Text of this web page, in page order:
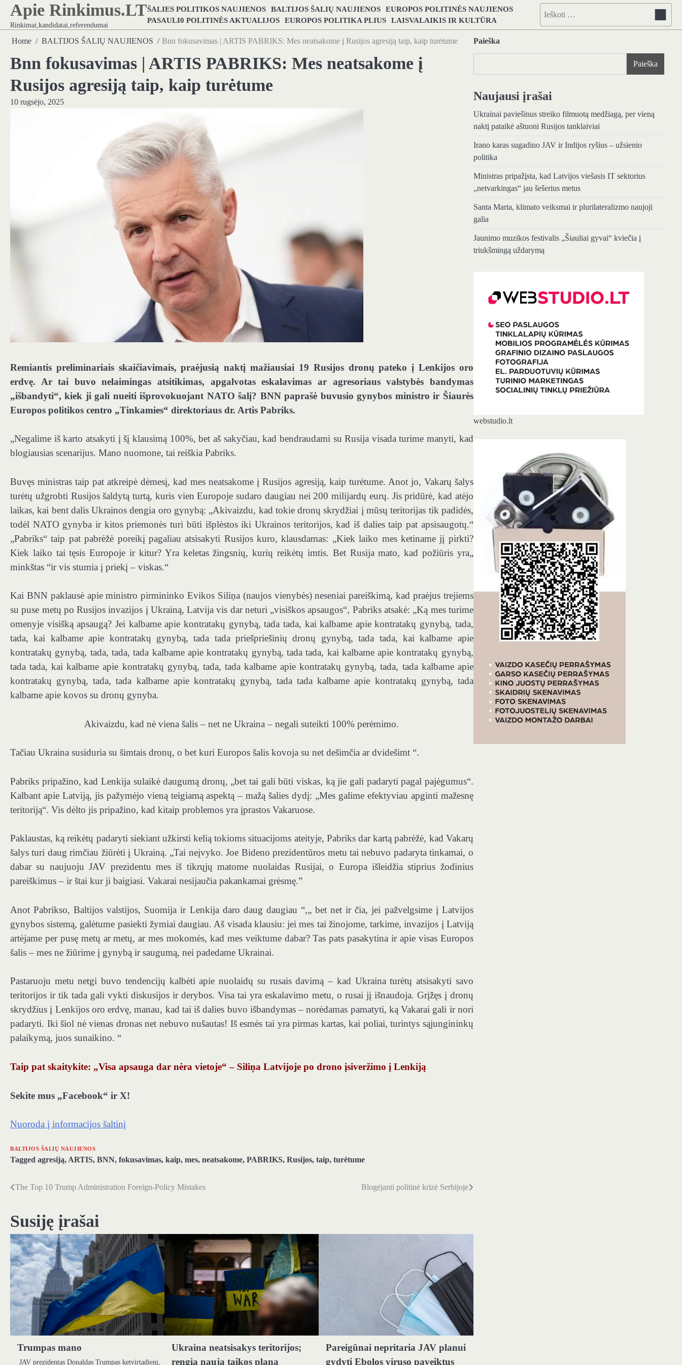
Skip
content
Apie Rinkimus.LT
Rinkimai,kandidatai,referendumai
ŠALIES POLITIKOS NAUJIENOS BALTIJOS ŠALIŲ NAUJIENOS EUROPOS POLITINĖS NAUJIENOS
PASAULI0 POLITINĖS AKTUALIJOS EUROPOS POLITIKA PLIUS LAISVALAIKIS IR KULTŪRA
Ieškoti:
Home BALTIJOS ŠALIŲ NAUJIENOS Bnn fokusavimas | ARTIS PABRIKS: Mes neatsakome į Rusijos agresiją taip, kaip turėtume
Bnn fokusavimas | ARTIS PABRIKS: Mes neatsakome į
Rusijos agresiją taip, kaip turėtume
10 rugsėjo, 2025
Remiantis preliminariais skaičiavimais, praėjusią naktį mažiausiai 19 Rusijos dronų pateko į Lenkijos oro
erdvę. Ar tai buvo nelaimingas atsitikimas, apgalvotas eskalavimas ar agresoriaus valstybės bandymas
„išbandyti“, kiek ji gali nueiti išprovokuojant NATO šalį? BNN paprašė buvusio gynybos ministro ir Šiaurės
Europos politikos centro „Tinkamies“ direktoriaus dr. Artis Pabriks.
„Negalime iš karto atsakyti į šį klausimą 100%, bet aš sakyčiau, kad bendraudami su Rusija visada turime manyti, kad
blogiausias scenarijus. Mano nuomone, tai reiškia Pabriks.
Buvęs ministras taip pat atkreipė dėmesį, kad mes neatsakome į Rusijos agresiją, kaip turėtume. Anot jo, Vakarų šalys
turėtų užgrobti Rusijos šaldytą turtą, kuris vien Europoje sudaro daugiau nei 200 milijardų eurų. Jis pridūrė, kad atėjo
laikas, kai bent dalis Ukrainos dengia oro gynybą: „Akivaizdu, kad tokie dronų skrydžiai į mūsų teritorijas tik padidės,
todėl NATO gynyba ir kitos priemonės turi būti išplėstos iki Ukrainos teritorijos, kad iš dalies taip pat apsisaugotų.“
„Pabriks“ taip pat pabrėžė poreikį pagaliau atsisakyti Rusijos kuro, klausdamas: „Kiek laiko mes ketiname jį pirkti?
Kiek laiko tai tęsis Europoje ir kitur? Yra keletas žingsnių, kurių reikėtų imtis. Bet Rusija mato, kad požiūris yra„
minkštas “ir vis stumia į priekį – viskas.“
Kai BNN paklausė apie ministro pirmininko Evikos Siliņa (naujos vienybės) neseniai pareiškimą, kad praėjus trejiems
su puse metų po Rusijos invazijos į Ukrainą, Latvija vis dar neturi „visiškos apsaugos“, Pabriks atsakė: „Ką mes turime
omenyje visišką apsaugą? Jei kalbame apie kontratakų gynybą, tada tada, kai kalbame apie kontratakų gynybą, tada,
tada, kai kalbame apie kontratakų gynybą, tada tada priešpriešinių dronų gynybą, tada tada, kai kalbame apie
kontratakų gynybą, tada, tada, tada kalbame apie kontratakų gynybą, tada tada, kai kalbame apie kontratakų gynybą,
tada tada, kai kalbame apie kontratakų gynybą, tada, tada kalbame apie kontratakų gynybą, tada, tada kalbame apie
kontratakų gynybą, tada, tada kalbame apie kontratakų gynybą, tada tada kalbame apie kontratakų gynybą, tada
kalbame apie kovos su dronų gynyba.
Akivaizdu, kad nė viena šalis – net ne Ukraina – negali suteikti 100% perėmimo.
Tačiau Ukraina susiduria su šimtais dronų, o bet kuri Europos šalis kovoja su net dešimčia ar dvidešimt “.
Pabriks pripažino, kad Lenkija sulaikė daugumą dronų, „bet tai gali būti viskas, ką jie gali padaryti pagal pajėgumus“.
Kalbant apie Latviją, jis pažymėjo vieną teigiamą aspektą – mažą šalies dydį: „Mes galime efektyviau apginti mažesnę
teritoriją“. Vis dėlto jis pripažino, kad kitaip problemos yra įprastos Vakaruose.
Paklaustas, ką reikėtų padaryti siekiant užkirsti kelią tokioms situacijoms ateityje, Pabriks dar kartą pabrėžė, kad Vakarų
šalys turi daug rimčiau žiūrėti į Ukrainą. „Tai neįvyko. Joe Bideno prezidentūros metu tai nebuvo padaryta tinkamai, o
dabar su naujuoju JAV prezidentu mes iš tikrųjų matome nuolaidas Rusijai, o Europa išleidžia stiprius žodinius
pareiškimus – ir štai kur ji baigiasi. Vakarai nesijaučia pakankamai grėsmę.”
Anot Pabrikso, Baltijos valstijos, Suomija ir Lenkija daro daug daugiau “,„ bet net ir čia, jei pažvelgsime į Latvijos
gynybos sistemą, galėtume pasiekti žymiai daugiau. Aš visada klausiu: jei mes tai žinojome, tarkime, invazijos į Latviją
artėjame per pusę metų ar metų, ar mes mokomės, kad mes veiktume dabar? Tas pats pasakytina ir apie visas Europos
šalis – mes ne žiūrime į gynybą ir saugumą, nei padedame Ukrainai.
Pastaruoju metu netgi buvo tendencijų kalbėti apie nuolaidų su rusais davimą – kad Ukraina turėtų atsisakyti savo
teritorijos ir tik tada gali vykti diskusijos ir derybos. Visa tai yra eskalavimo metu, o rusai jį išnaudoja. Grįžęs į dronų
skrydžius į Lenkijos oro erdvę, manau, kad tai iš dalies buvo išbandymas – norėdamas pamatyti, ką Vakarai gali ir nori
padaryti. Iki šiol nė vienas dronas net nebuvo nušautas! Iš esmės tai yra pirmas kartas, kai poliai, turintys sąjungininkų
palaikymą, juos sunaikino. “
Taip pat skaitykite: „Visa apsauga dar nėra vietoje“ – Siliņa Latvijoje po drono įsiveržimo į Lenkiją
Sekite mus „Facebook“ ir X!
Nuoroda į informacijos šaltinį
BALTIJOS ŠALIŲ NAUJIENOS
Tagged agresiją,ARTIS, BNN, fokusavimas, kaip, mes, neatsakome, PABRIKS, Rusijos, taip, turėtume
Navigacija
įrašų
The Top 10 Trump Administration Foreign-Policy Mistakes Blogėjanti politinė krizė Serbijoje
Susiję įrašai
Trumpas mano
JAV prezidentas Donaldas Trumpas ketvirtadienį,
Ukraina neatsisakys teritorijos;
rengia naują taikos planą
Pareigūnai nepritaria JAV planui
gydyti Ebolos viruso paveiktus
Paieška
Paieška
Naujausi įrašai
Ukrainai paviešinus streiko filmuotą medžiagą, per vieną
naktį pataikė aštuoni Rusijos tanklaiviai
Irano karas sugadino JAV ir Indijos ryšius – užsienio
politika
Ministras pripažįsta, kad Latvijos viešasis IT sektorius
„netvarkingas“ jau šešerius metus
Santa Marta, klimato veiksmai ir plurilateralizmo naujoji
galia
Jaunimo muzikos festivalis „Šiauliai gyvai“ kviečia į
triukšmingą uždarymą
webstudio.lt